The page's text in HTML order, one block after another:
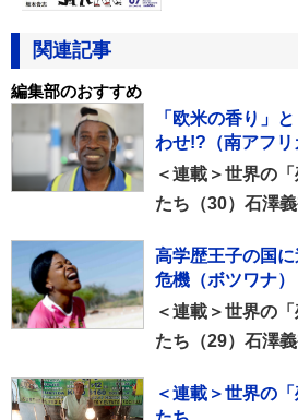
関連記事
編集部のおすすめ
「欧米の香り」
わせ!?（南アフリ
＜連載＞世界の
たち（30）石澤
高学歴王子の国
危機（ボツワナ）
＜連載＞世界の
たち（29）石澤
＜連載＞世界の